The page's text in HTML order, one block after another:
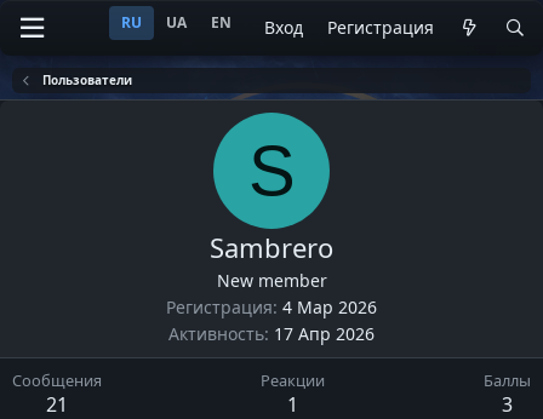
RU UA EN Вход Регистрация
Пользователи
S
Sambrero
New member
Регистрация 4 Мар 2026
Активность 17 Апр 2026
Сообщения
21
Реакции
1
Баллы
3